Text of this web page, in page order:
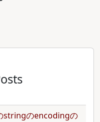
stringのencodingの